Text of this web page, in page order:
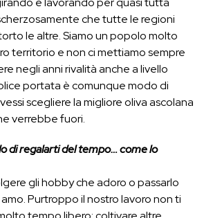
che tutte le regioni
le altre. Siamo un popolo molto
territorio e non ci mettiamo sempre
negli anni rivalità anche a livello
portata è comunque modo di
scegliere la migliore oliva ascolana
verrebbe fuori.
di regalarti del tempo… come lo
gli hobby che adoro o passarlo
Purtroppo il nostro lavoro non ti